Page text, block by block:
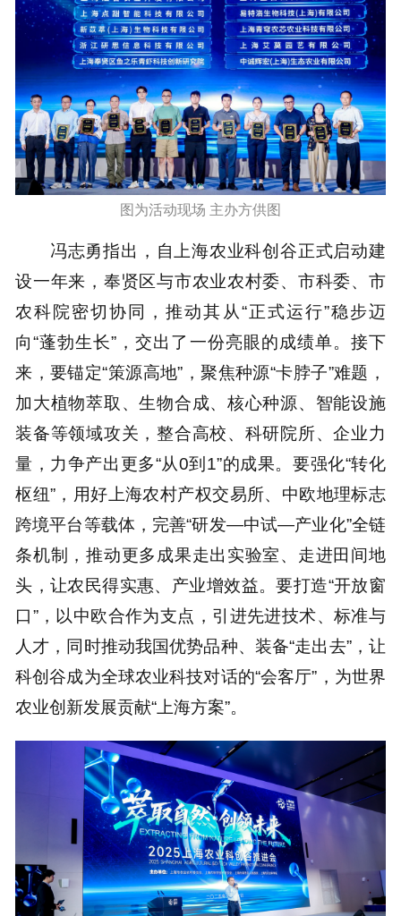
图为活动现场 主办方供图
冯志勇指出，自上海农业科创谷正式启动建
设一年来，奉贤区与市农业农村委、市科委、市
农科院密切协同，推动其从“正式运行”稳步迈
向“蓬勃生长”，交出了一份亮眼的成绩单。接下
来，要锚定“策源高地”，聚焦种源“卡脖子”难题，
加大植物萃取、生物合成、核心种源、智能设施
装备等领域攻关，整合高校、科研院所、企业力
量，力争产出更多“从0到1”的成果。要强化“转化
枢纽”，用好上海农村产权交易所、中欧地理标志
跨境平台等载体，完善“研发—中试—产业化”全链
条机制，推动更多成果走出实验室、走进田间地
头，让农民得实惠、产业增效益。要打造“开放窗
口”，以中欧合作为支点，引进先进技术、标准与
人才，同时推动我国优势品种、装备“走出去”，让
科创谷成为全球农业科技对话的“会客厅”，为世界
农业创新发展贡献“上海方案”。